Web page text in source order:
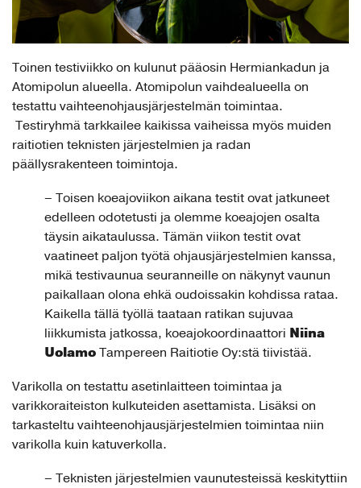
Toinen testiviikko on kulunut pääosin Hermiankadun ja
Atomipolun alueella. Atomipolun vaihdealueella on
testattu vaihteenohjausjärjestelmän toimintaa.
Testiryhmä tarkkailee kaikissa vaiheissa myös muiden
raitiotien teknisten järjestelmien ja radan
päällysrakenteen toimintoja.
– Toisen koeajoviikon aikana testit ovat jatkuneet
edelleen odotetusti ja olemme koeajojen osalta
täysin aikataulussa. Tämän viikon testit ovat
vaatineet paljon työtä ohjausjärjestelmien kanssa,
mikä testivaunua seuranneille on näkynyt vaunun
paikallaan olona ehkä oudoissakin kohdissa rataa.
Kaikella tällä työllä taataan ratikan sujuvaa
liikkumista jatkossa, koeajokoordinaattori Niina
Uolamo Tampereen Raitiotie Oy:stä tiivistää.
Varikolla on testattu asetinlaitteen toimintaa ja
varikkoraiteiston kulkuteiden asettamista. Lisäksi on
tarkasteltu vaihteenohjausjärjestelmien toimintaa niin
varikolla kuin katuverkolla.
– Teknisten järjestelmien vaunutesteissä keskityttiin